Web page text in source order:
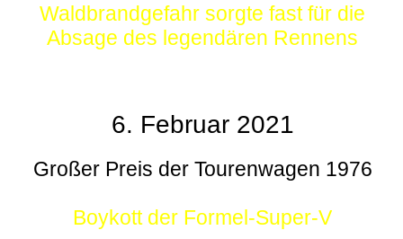
Waldbrandgefahr sorgte fast für die
Absage des legendären Rennens
6. Februar 2021
Großer Preis der Tourenwagen 1976
Boykott der Formel-Super-V